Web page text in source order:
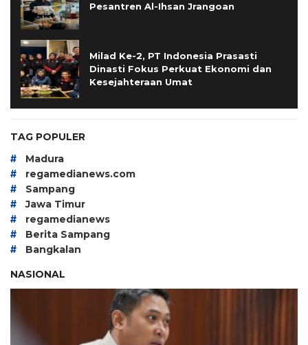
Pesantren Al-Ihsan Jrangoan
Milad Ke-2, PT Indonesia Prasasti
Dinasti Fokus Perkuat Ekonomi dan
Kesejahteraan Umat
TAG POPULER
# Madura
# regamedianews.com
# Sampang
# Jawa Timur
# regamedianews
# Berita Sampang
#
Bangkalan
NASIONAL